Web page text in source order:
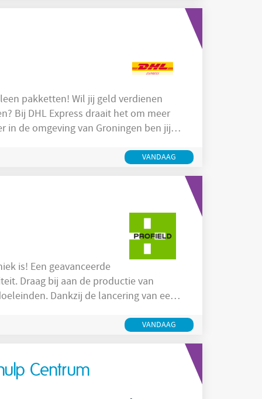
pakketten! Wil jij geld verdienen
Bij DHL Express draait het om meer
in de omgeving van Groningen ben jij
je route maar komen. Jouw
VANDAAG
van
van een
VANDAAG
Centrum